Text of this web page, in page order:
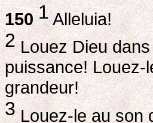
150 1Alleluia!
2Louez Dieu
puissance! Louez-
grandeur!
3Louez-le au son